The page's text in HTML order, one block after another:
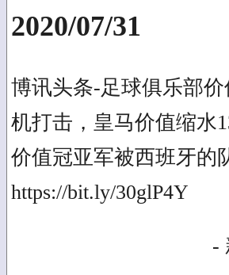
2020/07/31
博讯头条-足球俱乐部
机打击，皇马价值缩水
价值冠亚军被西班牙的
https://bit.ly/30glP4Y
-